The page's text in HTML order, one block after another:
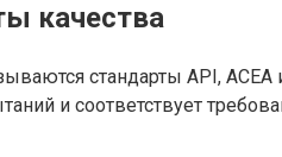
качества
стандарты API,
и соответствует